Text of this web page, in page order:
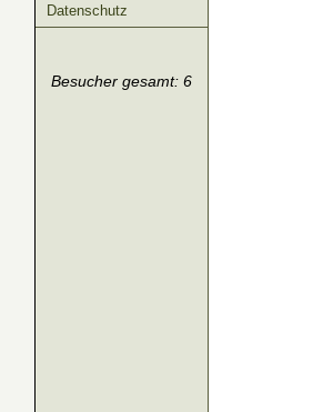
Datenschutz
Besucher gesamt: 6